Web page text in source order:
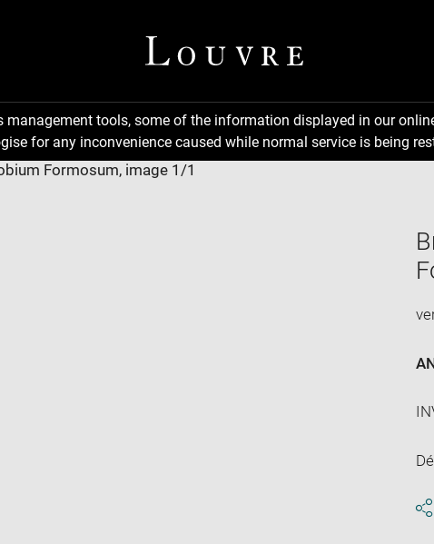
management tools, some of the information displayed in our
for any inconvenience caused while normal service is being